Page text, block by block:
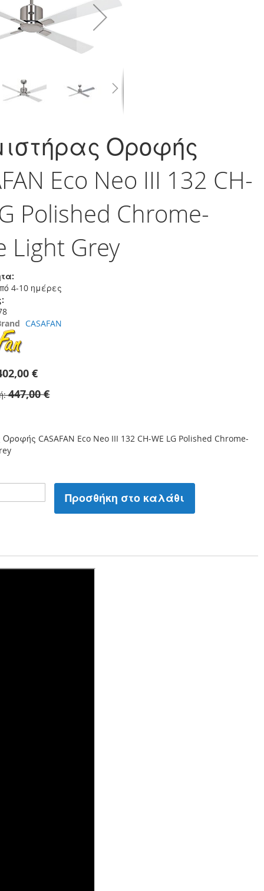
Οροφής
Eco Neo III 132 CH-
Polished Chrome-
Light Grey
4-10 ημέρες
CASAFAN
€
447,00 €
CASAFAN Eco Neo III 132 CH-WE LG Polished Chrome-
Προσθήκη στο καλάθι